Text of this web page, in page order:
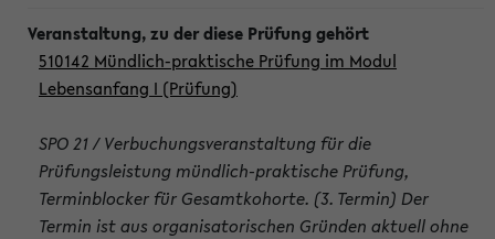
510142 Mündlich-praktische Prüfung im Modul
Lebensanfang I (Prüfung)
SPO 21 / Verbuchungsveranstaltung für die
Prüfungsleistung mündlich-praktische Prüfung,
Terminblocker für Gesamtkohorte. (3. Termin) Der
Termin ist aus organisatorischen Gründen aktuell ohne